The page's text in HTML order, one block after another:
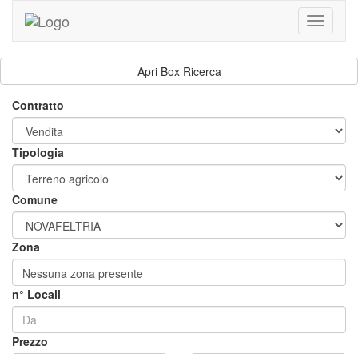
Toggle
Apri Box Ricerca
Contratto
Tipologia
Comune
Zona
Nessuna zona presente
n° Locali
Prezzo